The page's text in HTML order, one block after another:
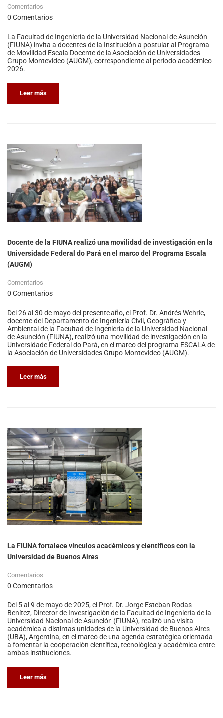
Comentarios
0 Comentarios
La Facultad de Ingeniería de la Universidad Nacional de Asunción
(FIUNA) invita a docentes de la Institución a postular al Programa
de Movilidad Escala Docente de la Asociación de Universidades
Grupo Montevideo (AUGM), correspondiente al periodo académico
2026.
Leer más
Docente de la FIUNA realizó una movilidad de investigación en la
Universidade Federal do Pará en el marco del Programa Escala
(AUGM)
Comentarios
0 Comentarios
Del 26 al 30 de mayo del presente año, el Prof. Dr. Andrés Wehrle,
docente del Departamento de Ingeniería Civil, Geográfica y
Ambiental de la Facultad de Ingeniería de la Universidad Nacional
de Asunción (FIUNA), realizó una movilidad de investigación en la
Universidade Federal do Pará, en el marco del programa ESCALA de
la Asociación de Universidades Grupo Montevideo (AUGM).
Leer más
La FIUNA fortalece vínculos académicos y científicos con la
Universidad de Buenos Aires
Comentarios
0 Comentarios
Del 5 al 9 de mayo de 2025, el Prof. Dr. Jorge Esteban Rodas
Benítez, Director de Investigación de la Facultad de Ingeniería de la
Universidad Nacional de Asunción (FIUNA), realizó una visita
académica a distintas unidades de la Universidad de Buenos Aires
(UBA), Argentina, en el marco de una agenda estratégica orientada
a fomentar la cooperación científica, tecnológica y académica entre
ambas instituciones.
Leer más